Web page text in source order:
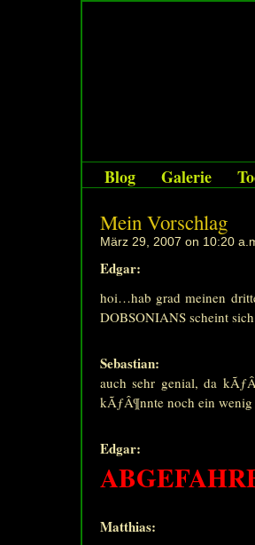
Blog Galerie
Mein Vorschlag
März 29, 2007 on 10:20
Edgar:
hoi…hab grad meinen
DOBSONIANS scheint
Sebastian:
auch sehr genial, da
kÃƒÂ¶nnte noch ein wenig
Edgar:
Matthias: